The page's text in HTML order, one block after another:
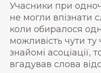
Учасники при
не могли впізнати
коли обиралося
можливість чути
знайомі асоціації,
вгадував слова